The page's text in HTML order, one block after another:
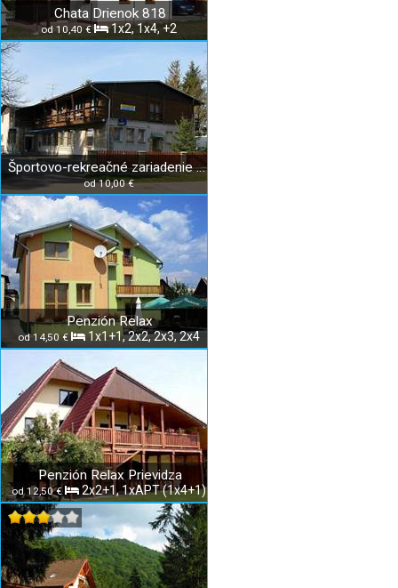
Chata Drienok 818
od 10,40 € 1x2, 1x4, +2
Športovo-rekreačné zariadenie Drienok
od 10,00 €
Penzión Relax
od 14,50 € 1x1+1, 2x2, 2x3, 2x4
Penzión Relax Prievidza
od 12,50 € 2x2+1, 1xAPT (1x4+1)